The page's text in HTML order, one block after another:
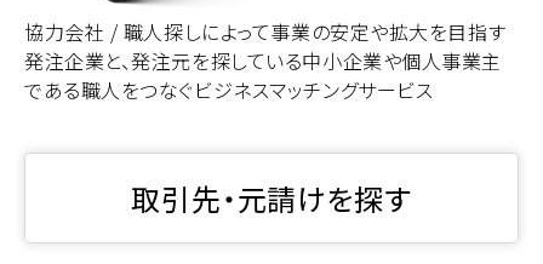
協力会社 / 職人探しによって事業の安定や拡大を目指す
発注企業と、発注元を探している中小企業や個人事業主
である職人をつなぐビジネスマッチングサービス
取引先・元請けを探す